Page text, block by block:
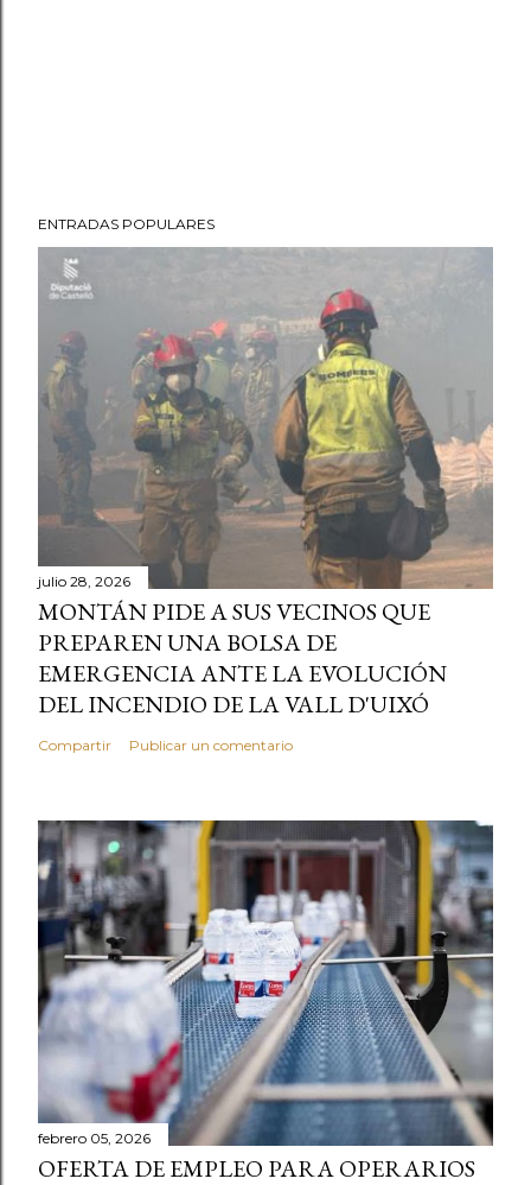
ENTRADAS POPULARES
julio 28, 2026
MONTÁN PIDE A SUS VECINOS QUE
PREPAREN UNA BOLSA DE
EMERGENCIA ANTE LA EVOLUCIÓN
DEL INCENDIO DE LA VALL D'UIXÓ
Compartir Publicar un comentario
febrero 05, 2026
OFERTA DE EMPLEO PARA OPERARIOS